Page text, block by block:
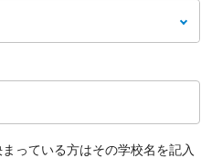
っている方はその学校名を記入